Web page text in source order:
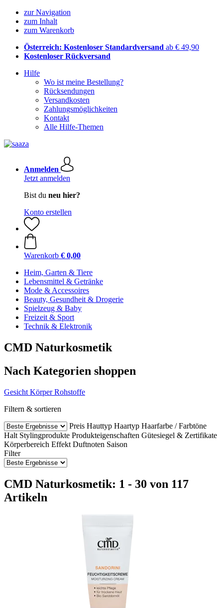
zur Navigation
zum Inhalt
zum Warenkorb
Österreich: Kostenloser Standardversand ab € 49,90
Kostenloser Rückversand
Hilfe
Wo ist meine Bestellung?
Rücksendungen
Versandkosten
Zahlungsmöglichkeiten
Kontakt
Alle Hilfe-Themen
Anmelden
Jetzt anmelden
Bist du neu hier?
Konto erstellen
Warenkorb € 0,00
Heim, Garten & Tiere
Lebensmittel & Getränke
Mode & Accessoires
Beauty, Gesundheit & Drogerie
Spielzeug & Baby
Freizeit & Sport
Technik & Elektronik
CMD Naturkosmetik
Nach Kategorien shoppen
Gesicht Körper Rohstoffe
Filtern & sortieren
Preis Hauttyp Haartyp Haarfarbe / Farbtöne
Halt Stylingprodukte Produkteigenschaften Gütesiegel & Zertifikate
Körperbereich Effekt Duftnoten Saison
Filter
CMD Naturkosmetik: 1 - 30 von 117
Artikeln